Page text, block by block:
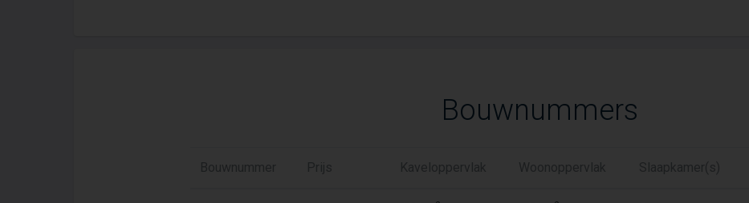
Bouwnummers
Bouwnummer Prijs Kaveloppervlak Woonoppervlak Slaapkamer(s)